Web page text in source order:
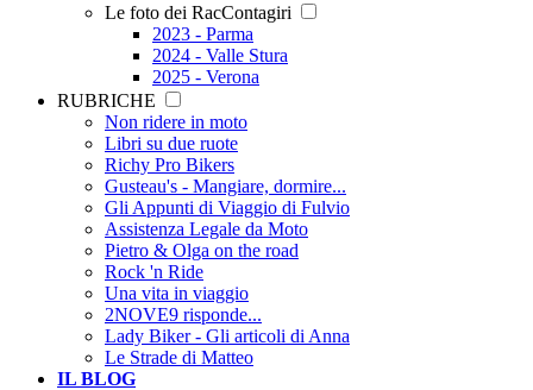
Le foto dei RacContagiri
2023 - Parma
2024 - Valle Stura
2025 - Verona
RUBRICHE
Non ridere in moto
Libri su due ruote
Richy Pro Bikers
Gusteau's - Mangiare, dormire...
Gli Appunti di Viaggio di Fulvio
Assistenza Legale da Moto
Pietro & Olga on the road
Rock 'n Ride
Una vita in viaggio
2NOVE9 risponde...
Lady Biker - Gli articoli di Anna
Le Strade di Matteo
IL BLOG